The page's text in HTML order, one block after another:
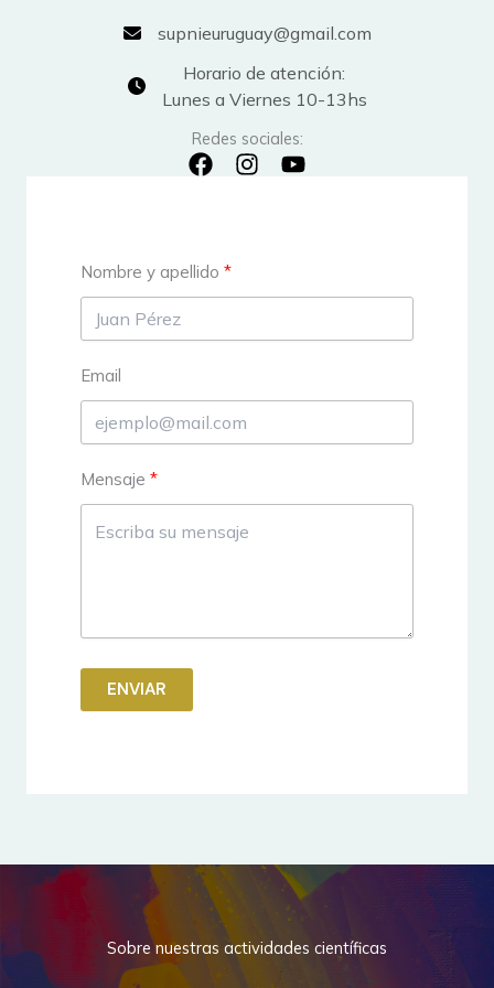
supnieuruguay@gmail.com
Horario de atención:
Lunes a Viernes 10-13hs
Redes sociales:
Nombre y apellido
Email
Mensaje
ENVIAR
Sobre nuestras actividades científicas